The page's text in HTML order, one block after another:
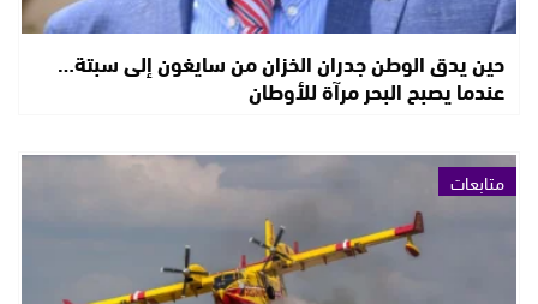
حين يدق الوطن جدران الخزان من سايغون إلى سبتة…
عندما يصبح البحر مرآة للأوطان
متابعات